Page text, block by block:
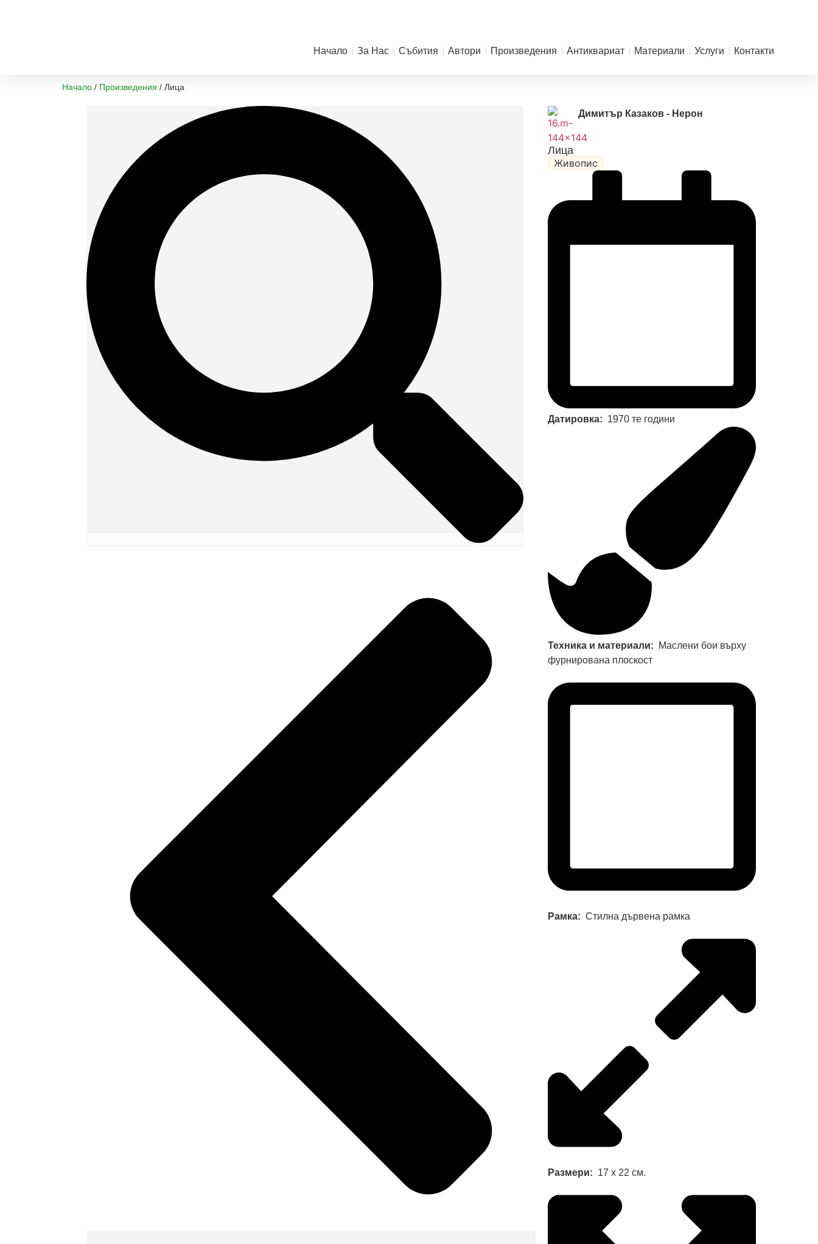
Начало За Нас Събития Автори Произведения Антиквариат Материали Услуги Контакти
Начало / Произведения / Лица
Димитър Казаков - Нерон
Лица
Живопис
Датировка: 1970 те години
Техника и материали: Маслени бои върху
фурнирована плоскост
Рамка: Стилна дървена рамка
Размери: 17 x 22 см.